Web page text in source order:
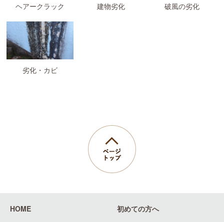
ヘアークラック 建物劣化 破風の劣化
劣化・カビ
HOME 初めての方へ